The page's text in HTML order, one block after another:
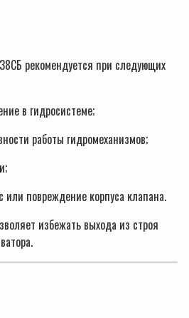
рекомендуется при следующих
в гидросистеме;
работы гидромеханизмов;
или повреждение корпуса клапана.
избежать выхода из строя